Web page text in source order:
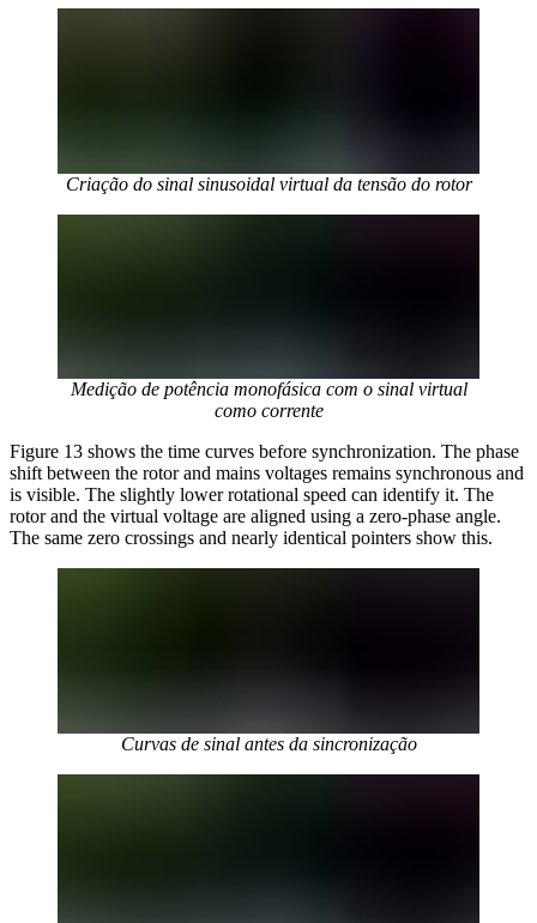
Criação do sinal sinusoidal virtual da tensão do rotor
Medição de potência monofásica com o sinal virtual
como corrente
Figure 13 shows the time curves before synchronization. The phase
shift between the rotor and mains voltages remains synchronous and
is visible. The slightly lower rotational speed can identify it. The
rotor and the virtual voltage are aligned using a zero-phase angle.
The same zero crossings and nearly identical pointers show this.
Curvas de sinal antes da sincronização